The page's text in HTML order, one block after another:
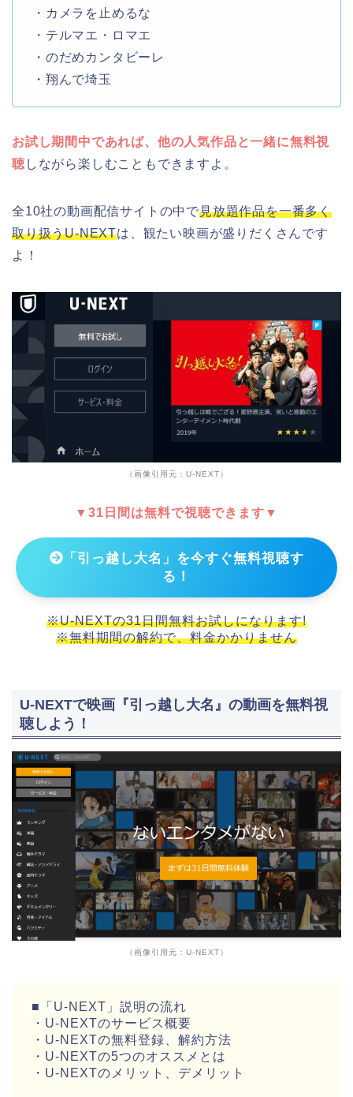
・カメラを止めるな
・テルマエ・ロマエ
・のだめカンタビーレ
・翔んで埼玉
お試し期間中であれば、他の人気作品と一緒に無料視
聴 しながら楽しむこともできますよ。
全10社の動画配信サイトの中で見放題作品を一番多く
取り扱うU-NEXTは、観たい映画が盛りだくさんです
よ！
（画像引用元：U-NEXT）
▼31日間は無料で視聴できます▼
「引っ越し大名」を今すぐ無料視聴す
る！
※U-NEXTの31日間無料お試しになります!
※無料期間の解約で、料金かかりません
U-NEXTで映画『引っ越し大名』の動画を無料視
聴しよう！
（画像引用元：U-NEXT）
■「U-NEXT」説明の流れ
・U-NEXTのサービス概要
・U-NEXTの無料登録、解約方法
・U-NEXTの5つのオススメとは
・U-NEXTのメリット、デメリット